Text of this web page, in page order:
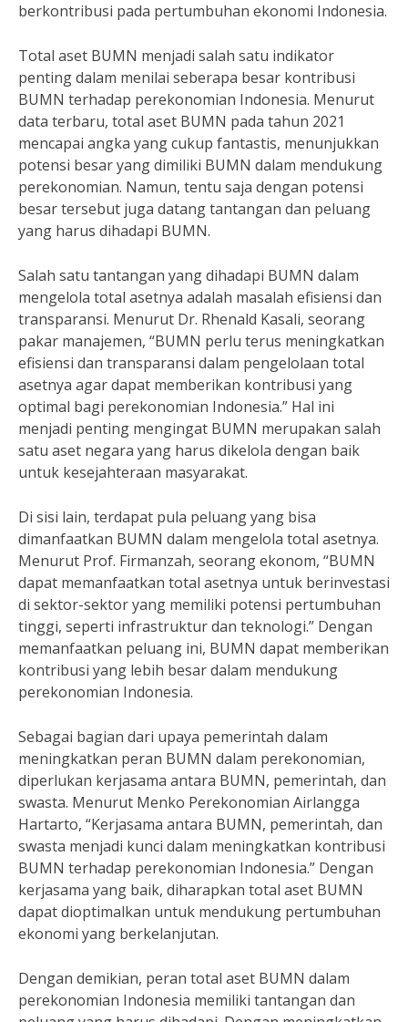
berkontribusi pada pertumbuhan ekonomi Indonesia.
Total aset BUMN menjadi salah satu indikator
penting dalam menilai seberapa besar kontribusi
BUMN terhadap perekonomian Indonesia. Menurut
data terbaru, total aset BUMN pada tahun 2021
mencapai angka yang cukup fantastis, menunjukkan
potensi besar yang dimiliki BUMN dalam mendukung
perekonomian. Namun, tentu saja dengan potensi
besar tersebut juga datang tantangan dan peluang
yang harus dihadapi BUMN.
Salah satu tantangan yang dihadapi BUMN dalam
mengelola total asetnya adalah masalah efisiensi dan
transparansi. Menurut Dr. Rhenald Kasali, seorang
pakar manajemen, “BUMN perlu terus meningkatkan
efisiensi dan transparansi dalam pengelolaan total
asetnya agar dapat memberikan kontribusi yang
optimal bagi perekonomian Indonesia.” Hal ini
menjadi penting mengingat BUMN merupakan salah
satu aset negara yang harus dikelola dengan baik
untuk kesejahteraan masyarakat.
Di sisi lain, terdapat pula peluang yang bisa
dimanfaatkan BUMN dalam mengelola total asetnya.
Menurut Prof. Firmanzah, seorang ekonom, “BUMN
dapat memanfaatkan total asetnya untuk berinvestasi
di sektor-sektor yang memiliki potensi pertumbuhan
tinggi, seperti infrastruktur dan teknologi.” Dengan
memanfaatkan peluang ini, BUMN dapat memberikan
kontribusi yang lebih besar dalam mendukung
perekonomian Indonesia.
Sebagai bagian dari upaya pemerintah dalam
meningkatkan peran BUMN dalam perekonomian,
diperlukan kerjasama antara BUMN, pemerintah, dan
swasta. Menurut Menko Perekonomian Airlangga
Hartarto, “Kerjasama antara BUMN, pemerintah, dan
swasta menjadi kunci dalam meningkatkan kontribusi
BUMN terhadap perekonomian Indonesia.” Dengan
kerjasama yang baik, diharapkan total aset BUMN
dapat dioptimalkan untuk mendukung pertumbuhan
ekonomi yang berkelanjutan.
Dengan demikian, peran total aset BUMN dalam
perekonomian Indonesia memiliki tantangan dan